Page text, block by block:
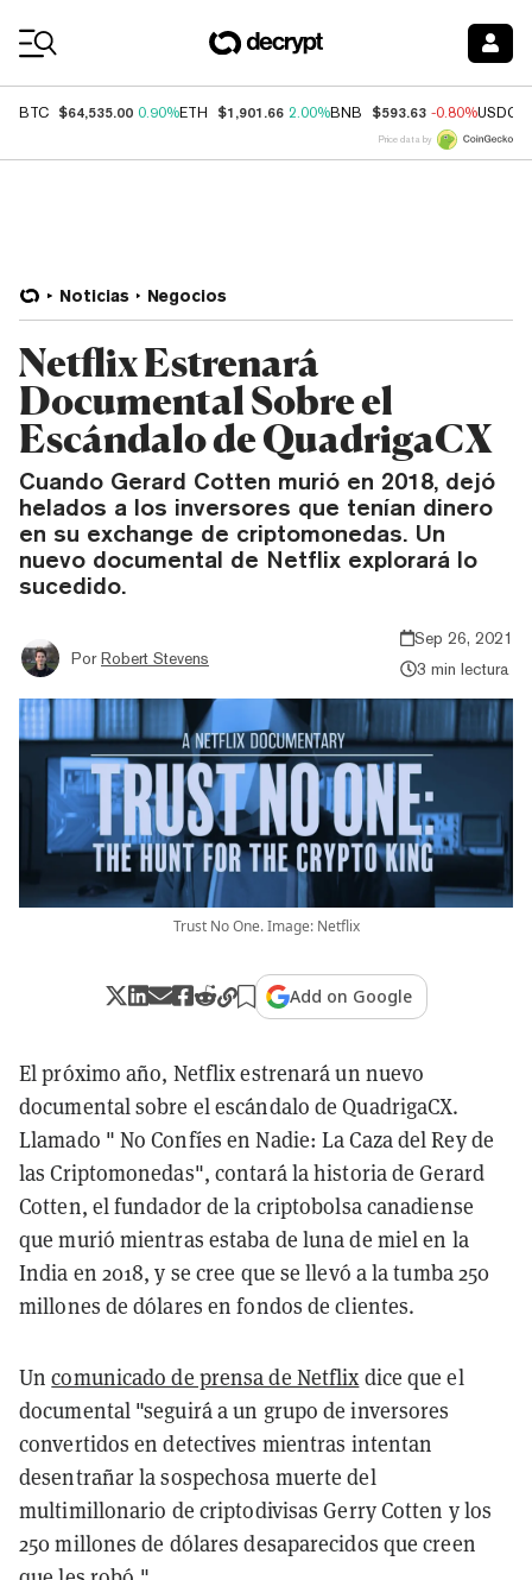
BTC $64,535.00 0.90%ETH $1,901.66 2.00%BNB $593.63 -0.80%USDC
Price data by
Noticias Negocios
Netflix Estrenará
Documental Sobre el
Escándalo de QuadrigaCX
Cuando Gerard Cotten murió en 2018, dejó
helados a los inversores que tenían dinero
en su exchange de criptomonedas. Un
nuevo documental de Netflix explorará lo
sucedido.
Por Robert Stevens
Sep 26, 2021
3 min lectura
Trust No One. Image: Netflix
Add on Google
El próximo año, Netflix estrenará un nuevo
documental sobre el escándalo de QuadrigaCX.
Llamado " No Confíes en Nadie: La Caza del Rey de
las Criptomonedas", contará la historia de Gerard
Cotten, el fundador de la criptobolsa canadiense
que murió mientras estaba de luna de miel en la
India en 2018, y se cree que se llevó a la tumba 250
millones de dólares en fondos de clientes.
Uncomunicado de prensa de Netflixdice que el
documental "seguirá a un grupo de inversores
convertidos en detectives mientras intentan
desentrañar la sospechosa muerte del
multimillonario de criptodivisas Gerry Cotten y los
250 millones de dólares desaparecidos que creen